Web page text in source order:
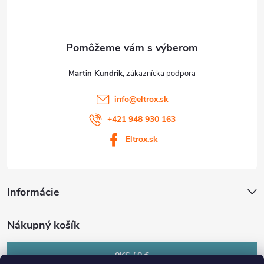
Martin Kundrik
info@eltrox.sk
+421 948 930 163
Eltrox.sk
Informácie
Nákupný košík
0KS /0 €